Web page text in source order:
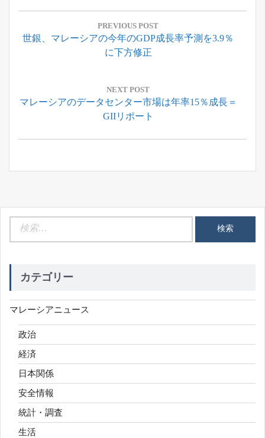
投
ナ
シ
ン
PREVIOUS POST
Previous
世銀、マレーシアの今年のGDP成長率予測を3.9％
に下方修正
NEXT POST
Next
マレーシアのデータセンター市場は年率15％成長＝
GIIリポート
カテゴリー
マレーシアニュース
政治
経済
日本関係
安全情報
統計・調査
生活